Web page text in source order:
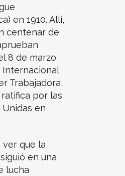
en 1910. Allí,
centenar de
8 de marzo
Internacional
Trabajadora,
por las
en
ver que la
en una
lucha